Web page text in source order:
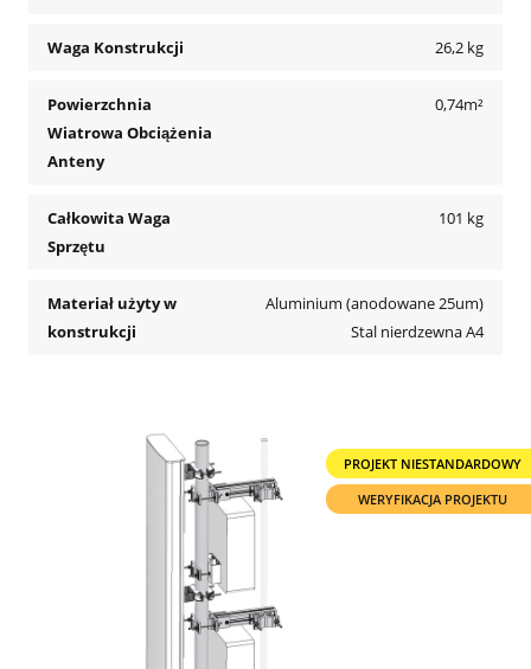
Waga Konstrukcji 26,2 kg
Powierzchnia
Wiatrowa Obciążenia
Anteny
0,74m²
Całkowita Waga
Sprzętu
101 kg
Materiał użyty w
konstrukcji
Aluminium (anodowane 25um)
Stal nierdzewna A4
PROJEKT NIESTANDARDOWY
WERYFIKACJA PROJEKTU